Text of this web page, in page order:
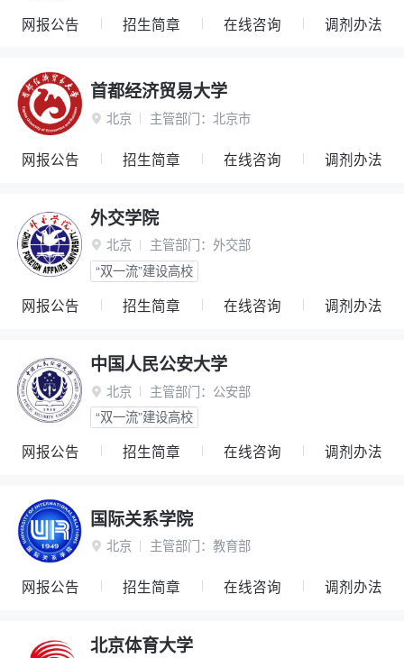
网报公告 招生简章 在线咨询 调剂办法
首都经济贸易大学
 北京 主管部门： 北京市
网报公告 招生简章 在线咨询 调剂办法
外交学院
 北京 主管部门： 外交部
“双一流”建设高校
网报公告 招生简章 在线咨询 调剂办法
中国人民公安大学
 北京 主管部门： 公安部
“双一流”建设高校
网报公告 招生简章 在线咨询 调剂办法
国际关系学院
 北京 主管部门： 教育部
网报公告 招生简章 在线咨询 调剂办法
北京体育大学